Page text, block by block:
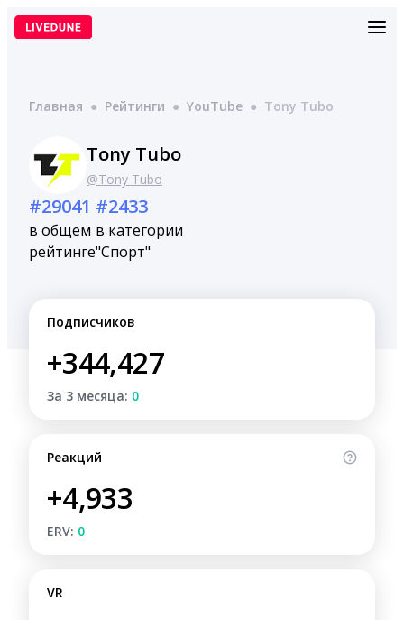
Перейти
Главная ● Рейтинги ● YouTube ● Tony Tubo
Tony Tubo
@Tony Tubo
#29041
в общем
рейтинге
#2433
в категории
"Спорт"
Подписчиков
+344,427
За 3 месяца: 0
Реакций
+4,933
ERV: 0
VR